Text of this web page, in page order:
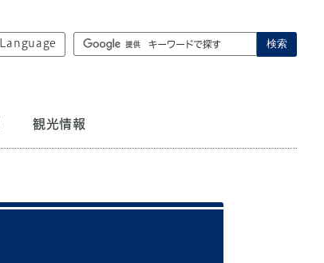
Language 検索
観光情報